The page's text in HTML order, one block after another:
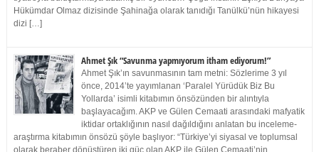
Hükümdar Olmaz dizisinde Şahinağa olarak tanıdığı Tanülkü’nün hikayesi
dizi […]
Ahmet Şık “Savunma yapmıyorum itham ediyorum!”
Ahmet Şık’ın savunmasının tam metni: Sözlerime 3 yıl
önce, 2014’te yayımlanan ‘Paralel Yürüdük Biz Bu
Yollarda’ isimli kitabımın önsözünden bir alıntıyla
başlayacağım. AKP ve Gülen Cemaati arasındaki mafyatik
iktidar ortaklığının nasıl dağıldığını anlatan bu inceleme-
araştırma kitabımın önsözü şöyle başlıyor: “Türkiye’yi siyasal ve toplumsal
olarak beraber dönüştüren iki güç olan AKP ile Gülen Cemaati’nin